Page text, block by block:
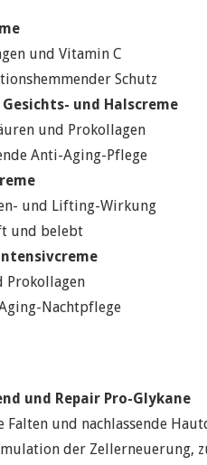
und Vitamin C
Schutz
und Halscreme
und Prokollagen
Anti-Aging-Pflege
und Lifting-Wirkung
und belebt
Prokollagen
Nachtpflege
und Repair Pro-Glykane
Falten und nachlassende
der Zellerneuerung,